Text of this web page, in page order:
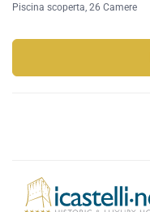
Piscina scoperta , 26 Camere